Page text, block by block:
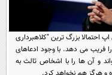
احتمالا بزرگ ترین "کلاهبرداری
را فریب می‌ دهد. با وجود ادعاهای
و آن‌ ها را با اشخاص ثالث به